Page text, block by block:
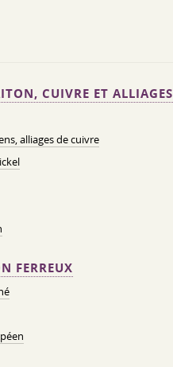
CUIVRE ET ALLIAGES
alliages de cuivre
FERREUX